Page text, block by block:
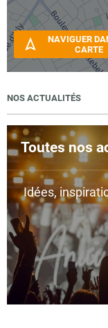
NAVIGUER
CARTE
NOS ACTUALITÉS
Toutes nos
Idées,